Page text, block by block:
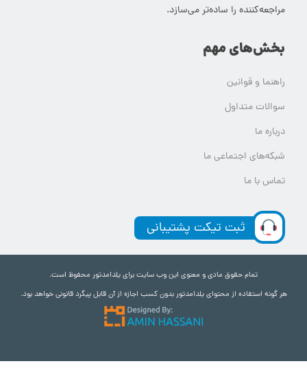
مراجعه‌کننده را ساده‌تر می‌سازد.
بخش‌های مهم
راهنما و قوانین
سوالات متداول
درباره ما
شبکه‌های اجتماعی ما
تماس با ما
ثبت تیکت پشتیبانی
تمام حقوق مادی و معنوی این وب سایت برای یلدامدتور محفوظ است.
هر گونه استفاده از محتوای یلدامدتور بدون کسب اجازه از آن قابل پیگرد قانونی خواهد بود.